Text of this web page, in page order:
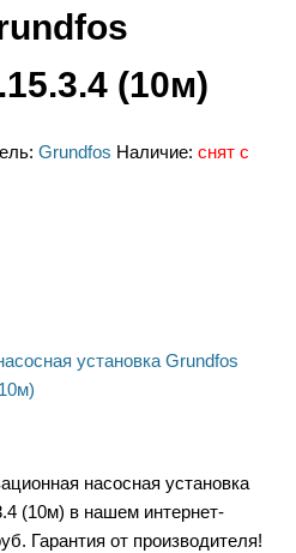
(10м)
Grundfos Наличие: снят с
насосная установка
(10м) в нашем интернет-
Гарантия от производителя!